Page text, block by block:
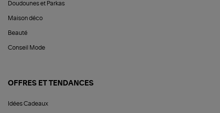
Doudounes et Parkas
Maison déco
Beauté
Conseil Mode
OFFRES ET TENDANCES
Idées Cadeaux